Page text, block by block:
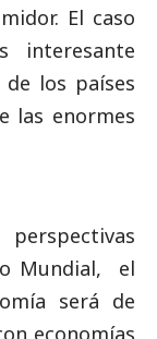
El caso
interesante
los países
las enormes
Mundial, el
será de